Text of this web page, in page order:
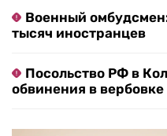
Военный
тысяч иностранцев
Посольство РФ в
обвинения в